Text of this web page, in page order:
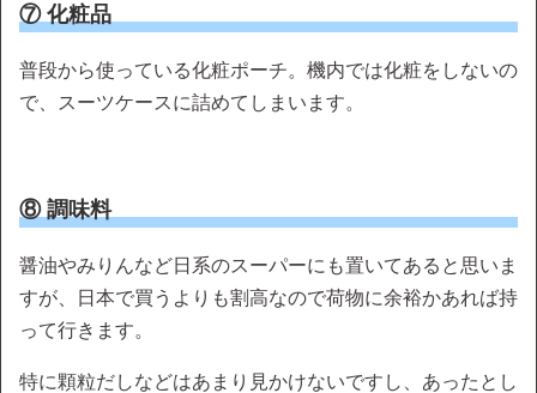
⑦ 化粧品
普段から使っている化粧ポーチ。機内では化粧をしないの
で、スーツケースに詰めてしまいます。
⑧ 調味料
醤油やみりんなど日系のスーパーにも置いてあると思いま
すが、日本で買うよりも割高なので荷物に余裕かあれば持
って行きます。
特に顆粒だしなどはあまり見かけないですし、あったとし